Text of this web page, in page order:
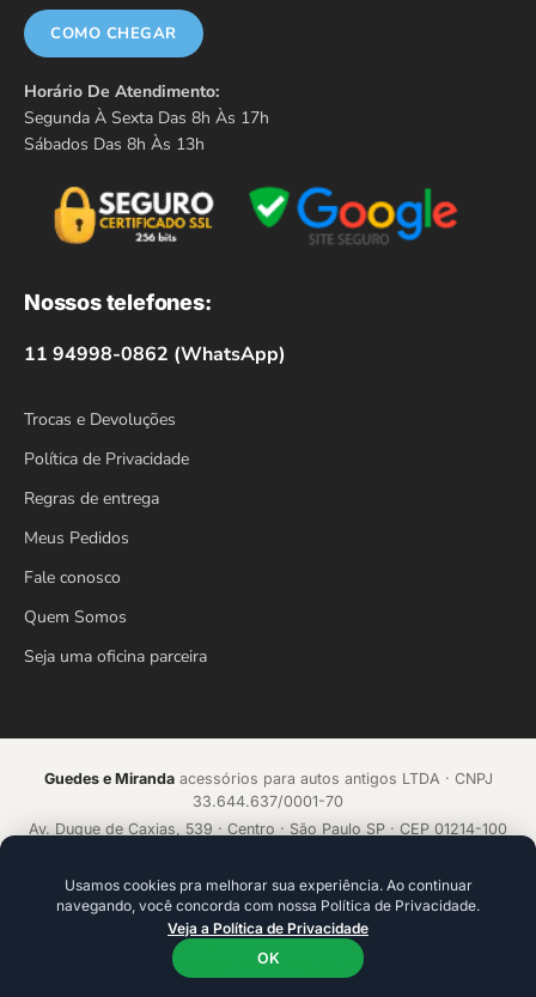
COMO CHEGAR
Horário De Atendimento:
Segunda À Sexta Das 8h Às 17h
Sábados Das 8h Às 13h
Nossos telefones:
11 94998-0862 (WhatsApp)
Trocas e Devoluções
Política de Privacidade
Regras de entrega
Meus Pedidos
Fale conosco
Quem Somos
Seja uma oficina parceira
Guedes e Mirandaacessórios para autos antigos LTDA · CNPJ
33.644.637/0001-70
Av. Duque de Caxias, 539 · Centro · São Paulo SP · CEP 01214-100
Acelerado porecommerce.CAMP
Plataforma de alta conversão com IA que aprende a cada venda.
Ideal para founders e empresários que precisam ir além da
tecnologia.
Usamos cookies pra melhorar sua experiência. Ao continuar
navegando, você concorda com nossa Política de Privacidade.
Veja a Política de Privacidade
OK